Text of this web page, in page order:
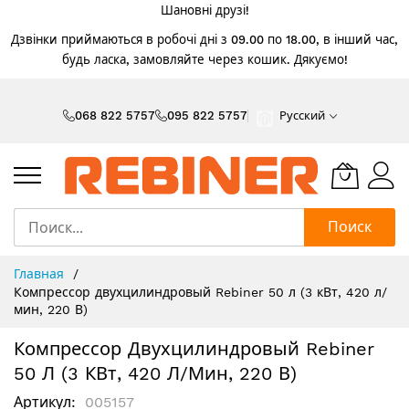
Шановні друзі!
Дзвінки приймаються в робочі дні з 09.00 по 18.00, в інший час,
будь ласка, замовляйте через кошик. Дякуємо!
068 822 5757 095 822 5757 Русский
Поиск
Главная
Компрессор двухцилиндровый Rebiner 50 л (3 кВт, 420 л/
мин, 220 В)
Компрессор Двухцилиндровый Rebiner
50 Л (3 КВт, 420 Л/мин, 220 В)
Артикул 005157